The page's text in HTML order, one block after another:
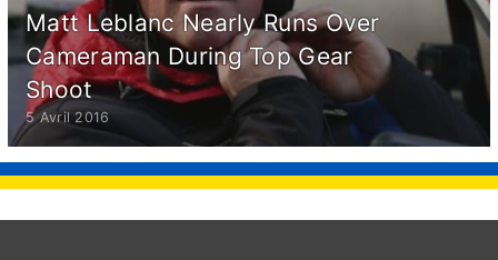
Matt Leblanc Nearly Runs Over
Cameraman During Top Gear
Shoot
5 Avril 2016